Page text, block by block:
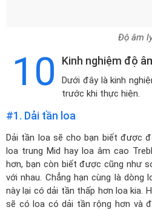
Độ âm
10 Kinh nghiệm độ
Dưới đây là kinh
trước khi thực hiện.
#1. Dải tần loa
Dải tần loa sẽ cho bạn biết được
loa trung Mid hay loa âm cao
hơn, bạn còn biết được cũng như
với nhau. Chẳng hạn cùng là dòng
này lại có dải tần thấp hơn loa kia.
sẽ có loa có dải tần rộng hơn và